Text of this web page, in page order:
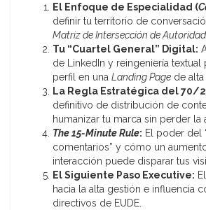
El Enfoque de Especialidad (
definir tu territorio de
Matriz de Intersección de Autoridad
Tu “Cuartel General” Digital:
de LinkedIn y reingeniería textual
perfil en una Landing Page de
La Regla Estratégica del 70/
definitivo de distribución de
humanizar tu marca sin perder la
The 15-Minute Rule: El poder del
comentarios” y cómo un
interacción puede disparar tus
El Siguiente Paso Executive:
hacia la alta gestión e influencia
directivos de EUDE.